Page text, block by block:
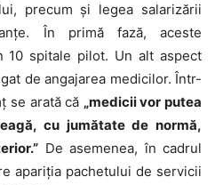
precum și legea salarizării
În primă fază, aceste
10 spitale pilot. Un alt aspect
de angajarea medicilor. Într-
se arată că „medicii vor putea
cu jumătate de normă,
De asemenea, în cadrul
apariția pachetului de servicii